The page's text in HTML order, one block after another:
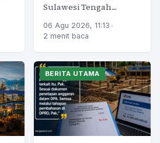
Sulawesi Tengah....
06 Agu 2026, 11:13 •
2 menit baca
BERITA UTAMA